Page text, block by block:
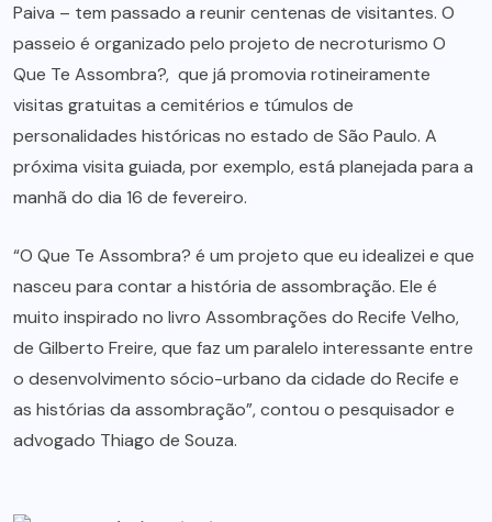
Paiva – tem passado a reunir centenas de visitantes. O
passeio é organizado pelo projeto de necroturismo O
Que Te Assombra?, que já promovia rotineiramente
visitas gratuitas a cemitérios e túmulos de
personalidades históricas no estado de São Paulo. A
próxima visita guiada, por exemplo, está planejada para a
manhã do dia 16 de fevereiro.
“O Que Te Assombra? é um projeto que eu idealizei e que
nasceu para contar a história de assombração. Ele é
muito inspirado no livro Assombrações do Recife Velho,
de Gilberto Freire, que faz um paralelo interessante entre
o desenvolvimento sócio-urbano da cidade do Recife e
as histórias da assombração”, contou o pesquisador e
advogado Thiago de Souza.